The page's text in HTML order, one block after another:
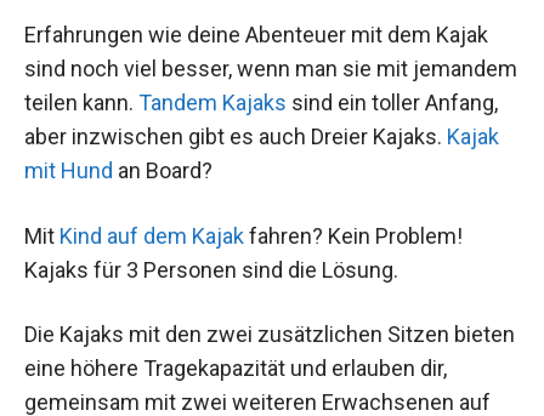
Erfahrungen wie deine Abenteuer mit dem Kajak
sind noch viel besser, wenn man sie mit jemandem
teilen kann. Tandem Kajaks sind ein toller Anfang,
aber inzwischen gibt es auch Dreier Kajaks. Kajak
mit Hund an Board?
Mit Kind auf dem Kajakfahren? Kein Problem!
Kajaks für 3 Personen sind die Lösung.
Die Kajaks mit den zwei zusätzlichen Sitzen bieten
eine höhere Tragekapazität und erlauben dir,
gemeinsam mit zwei weiteren Erwachsenen auf